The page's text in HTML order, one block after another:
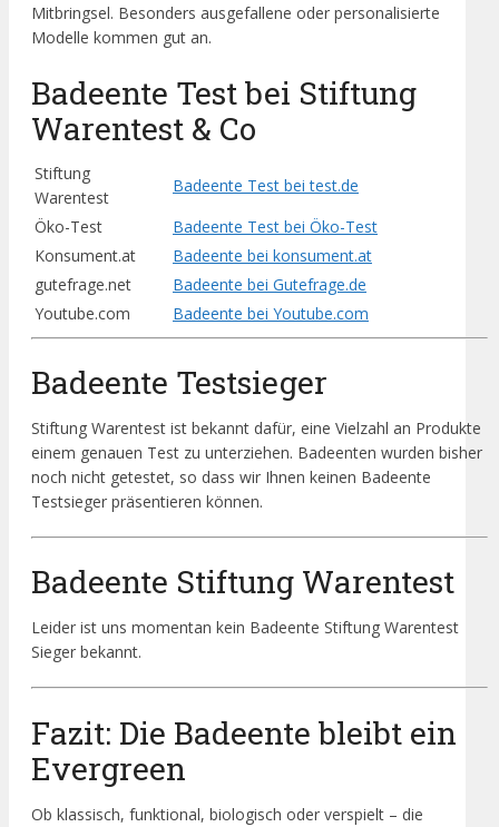
Mitbringsel. Besonders ausgefallene oder personalisierte
Modelle kommen gut an.
Badeente Test bei Stiftung
Warentest & Co
Stiftung
Warentest
Badeente Test bei test.de
Öko-Test
Badeente Test bei Öko-Test
Konsument.at
Badeente bei konsument.at
gutefrage.net
Badeente bei Gutefrage.de
Youtube.com
Badeente bei Youtube.com
Badeente Testsieger
Stiftung Warentest ist bekannt dafür, eine Vielzahl an Produkte
einem genauen Test zu unterziehen. Badeenten wurden bisher
noch nicht getestet, so dass wir Ihnen keinen Badeente
Testsieger präsentieren können.
Badeente Stiftung Warentest
Leider ist uns momentan kein Badeente Stiftung Warentest
Sieger bekannt.
Fazit: Die Badeente bleibt ein
Evergreen
Ob klassisch, funktional, biologisch oder verspielt – die